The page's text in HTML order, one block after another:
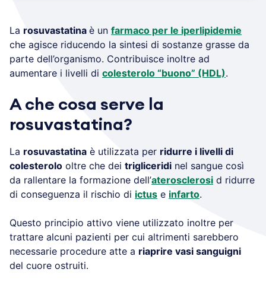
La rosuvastatina è un farmaco per le iperlipidemie
che agisce riducendo la sintesi di sostanze grasse da
parte dell’organismo. Contribuisce inoltre ad
aumentare i livelli di colesterolo “buono” (HDL).
A che cosa serve la
rosuvastatina?
La rosuvastatina è utilizzata per ridurre i livelli di
colesterolo oltre che dei trigliceridi nel sangue così
da rallentare la formazione dell’aterosclerosi d ridurre
di conseguenza il rischio di ictus e infarto.
Questo principio attivo viene utilizzato inoltre per
trattare alcuni pazienti per cui altrimenti sarebbero
necessarie procedure atte a riaprire vasi sanguigni
del cuore ostruiti.